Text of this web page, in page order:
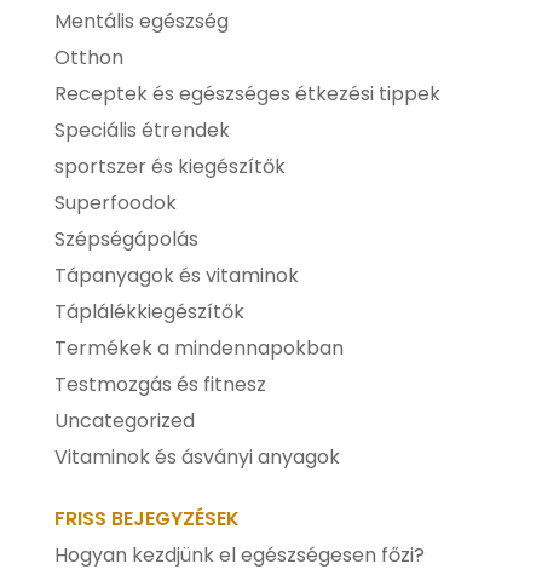
Mentális egészség
Otthon
Receptek és egészséges étkezési tippek
Speciális étrendek
sportszer és kiegészítők
Superfoodok
Szépségápolás
Tápanyagok és vitaminok
Táplálékkiegészítők
Termékek a mindennapokban
Testmozgás és fitnesz
Uncategorized
Vitaminok és ásványi anyagok
FRISS BEJEGYZÉSEK
Hogyan kezdjünk el egészségesen főzi?